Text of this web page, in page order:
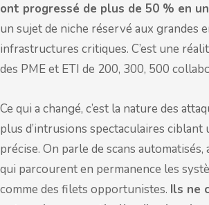
ont progressé de plus de 50 % en
un sujet de niche réservé aux grandes
infrastructures critiques. C’est une
des PME et ETI de 200, 300, 500
Ce qui a changé, c’est la nature des
plus d’intrusions spectaculaires ciblant
précise. On parle de scans automatisés,
qui parcourent en permanence les
comme des filets opportunistes. Ils ne